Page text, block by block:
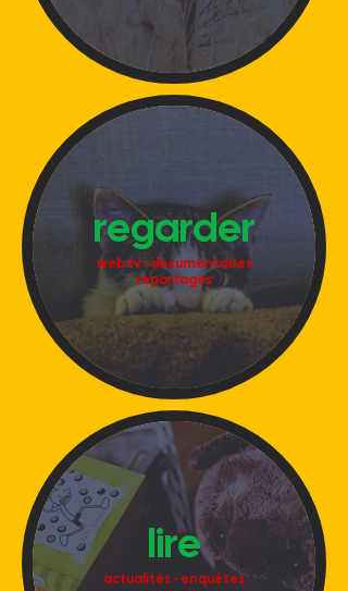
regarder
web tv - documentaires
reportages
lire
actualités - enquêtes